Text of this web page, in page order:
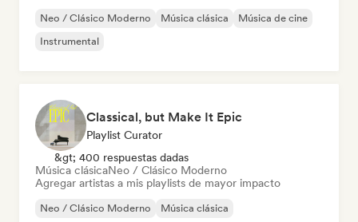
Neo / Clásico Moderno Música clásica
Música de cine
Instrumental
Classical, but Make It Epic
Playlist Curator
&gt; 400 respuestas dadas
Música clásicaNeo / Clásico Moderno
Agregar artistas a mis playlists de mayor impacto
Neo / Clásico Moderno Música clásica